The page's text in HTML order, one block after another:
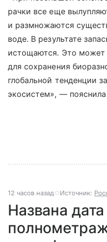
рачки все еще
и размножаются
воде. В результате
истощаются. Это может
для сохранения
глобальной тенденции
экосистем», —
12 часов назад Источник:
Названа